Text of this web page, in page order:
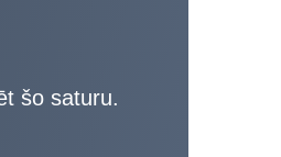
šo saturu.